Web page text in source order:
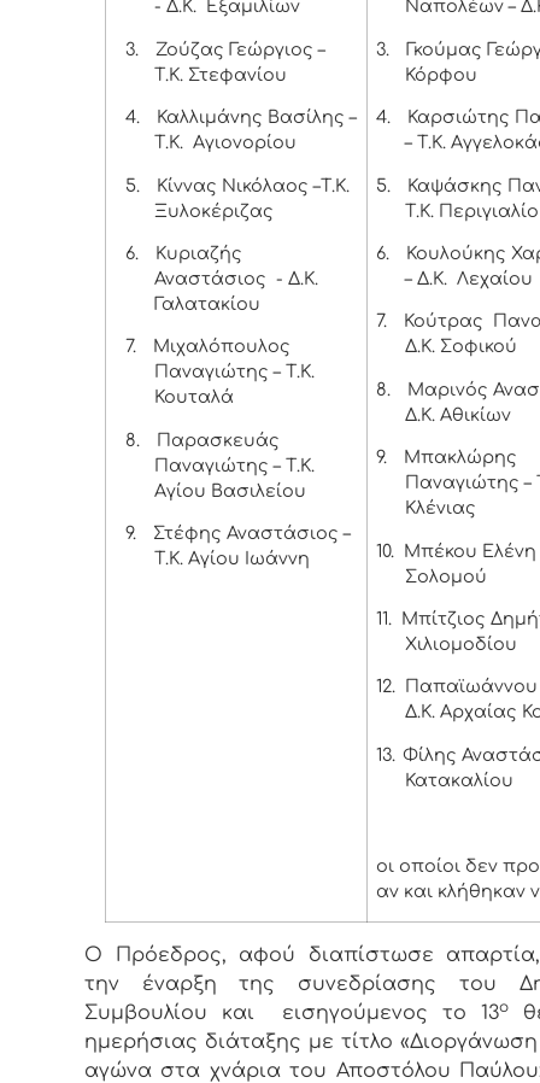
- Δ.Κ. Εξαμιλίων
3.
Ζούζας Γεώργιος –
Τ.Κ. Στεφανίου
4.
Καλλιμάνης Βασίλης –
Τ.Κ. Αγιονορίου
5.
Κίννας Νικόλαος –Τ.Κ.
Ξυλοκέριζας
6.
Κυριαζής
Αναστάσιος - Δ.Κ.
Γαλατακίου
7.
Μιχαλόπουλος
Παναγιώτης – Τ.Κ.
Κουταλά
8.
Παρασκευάς
Παναγιώτης – Τ.Κ.
Αγίου Βασιλείου
9.
Στέφης Αναστάσιος –
Τ.Κ. Αγίου Ιωάννη
Ναπολέων –
3.
Γκούμας
Κόρφου
4.
Καρσιώτης
– Τ.Κ.
5.
Καψάσκης
Τ.Κ.
6.
Κουλούκης
– Δ.Κ. Λεχαίου
7.
Κούτρας
Δ.Κ. Σοφικού
8.
Μαρινός
Δ.Κ. Αθικίων
9.
Μπακλώρης
Παναγιώτης –
Κλένιας
10.
Μπέκου Ελένη
Σολομού
11.
Μπίτζιος
Χιλιομοδίου
12.
Παπαϊωάννου
Δ.Κ. Αρχαίας
13. Φίλης
Κατακαλίου
οι οποίοι δεν
αν και κλήθηκαν
Ο Πρόεδρος, αφού διαπίστωσε
την έναρξη της συνεδρίασης του
Συμβουλίου και εισηγούμενος το 13ο
ημερήσιας διάταξης με τίτλο «Διοργάνωση
αγώνα στα χνάρια του Αποστόλου